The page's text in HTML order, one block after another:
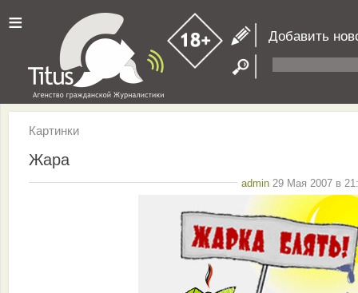
≡ Добавить
Картинки
Жара
admin 29 Мая 2007 в